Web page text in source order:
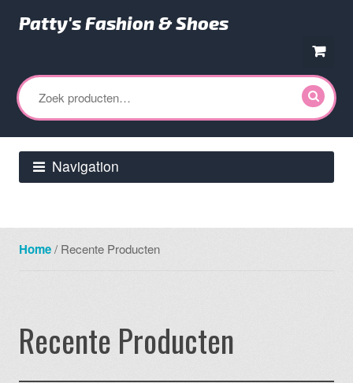
naar
navigatie
naar
de
inhoud
Patty's Fashion & Shoes
Zoeken
naar:
Navigation
Home/ Recente Producten
Recente Producten